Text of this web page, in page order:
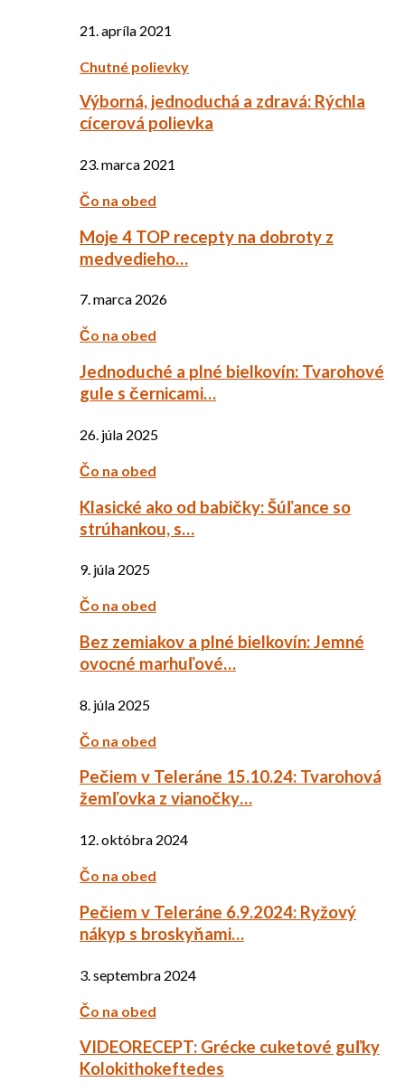
21. apríla 2021
Chutné polievky
Výborná, jednoduchá a zdravá: Rýchla
cícerová polievka
23. marca 2021
Čo na obed
Moje 4 TOP recepty na dobroty z
medvedieho…
7. marca 2026
Čo na obed
Jednoduché a plné bielkovín: Tvarohové
gule s černicami…
26. júla 2025
Čo na obed
Klasické ako od babičky: Šúľance so
strúhankou, s…
9. júla 2025
Čo na obed
Bez zemiakov a plné bielkovín: Jemné
ovocné marhuľové…
8. júla 2025
Čo na obed
Pečiem v Teleráne 15.10.24: Tvarohová
žemľovka z vianočky…
12. októbra 2024
Čo na obed
Pečiem v Teleráne 6.9.2024: Ryžový
nákyp s broskyňami…
3. septembra 2024
Čo na obed
VIDEORECEPT: Grécke cuketové guľky
Kolokithokeftedes